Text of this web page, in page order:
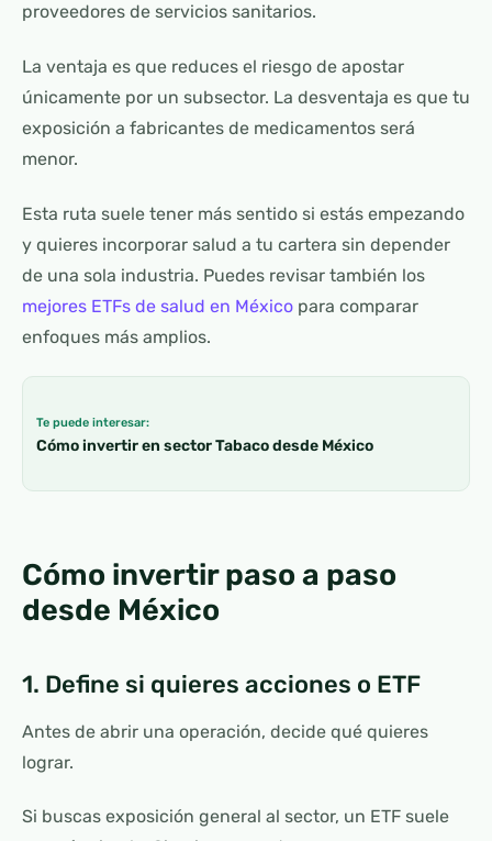
proveedores de servicios sanitarios.
La ventaja es que reduces el riesgo de apostar
únicamente por un subsector. La desventaja es que tu
exposición a fabricantes de medicamentos será
menor.
Esta ruta suele tener más sentido si estás empezando
y quieres incorporar salud a tu cartera sin depender
de una sola industria. Puedes revisar también los
mejores ETFs de salud en México para comparar
enfoques más amplios.
Te puede interesar:
Cómo invertir en sector Tabaco desde México
Cómo invertir paso a paso
desde México
1. Define si quieres acciones o ETF
Antes de abrir una operación, decide qué quieres
lograr.
Si buscas exposición general al sector, un ETF suele